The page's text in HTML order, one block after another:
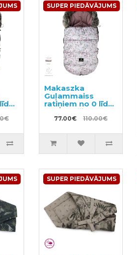
SUPER PIEDĀVĀJUMS
Makaszka
Guļammaiss
ratiņiem no 0 līdz
18 mēnešiem.
77.00€ 110.00€
SUPER PIEDĀVĀJUMS